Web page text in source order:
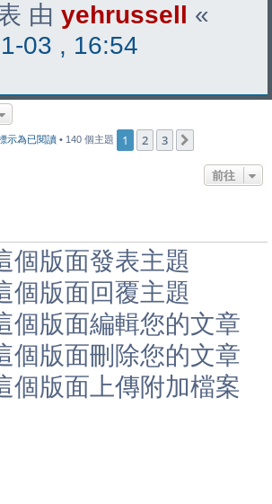
由 yehrussell «
03 , 16:54
示為已閱讀 • 140 個主題 1 2 3
前往
個版面發表主題
個版面回覆主題
個版面編輯您的文章
個版面刪除您的文章
個版面上傳附加檔案